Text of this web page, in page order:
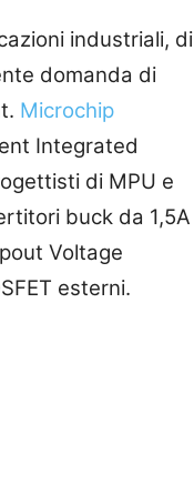
industriali, di
domanda di
Microchip
Integrated
di MPU e
buck da 1,5A
Voltage
esterni.